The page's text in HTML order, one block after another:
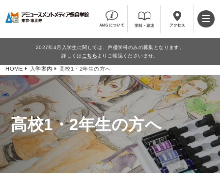
2027年4月入学生に関しては、声優学科のみの募集となります。
詳しくは こちら よりご確認くださいませ。
HOME 入学案内 高校1・2年生の方へ
高校1・2年生の方へ